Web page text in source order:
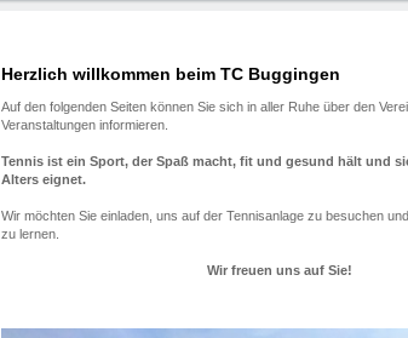
Herzlich willkommen beim TC Buggingen
Auf den folgenden Seiten können Sie sich in aller Ruhe über den
Veranstaltungen informieren.
Tennis ist ein Sport, der Spaß macht, fit und gesund hält und
Alters eignet.
Wir möchten Sie einladen, uns auf der Tennisanlage zu besuchen
zu lernen.
Wir freuen uns auf Sie!